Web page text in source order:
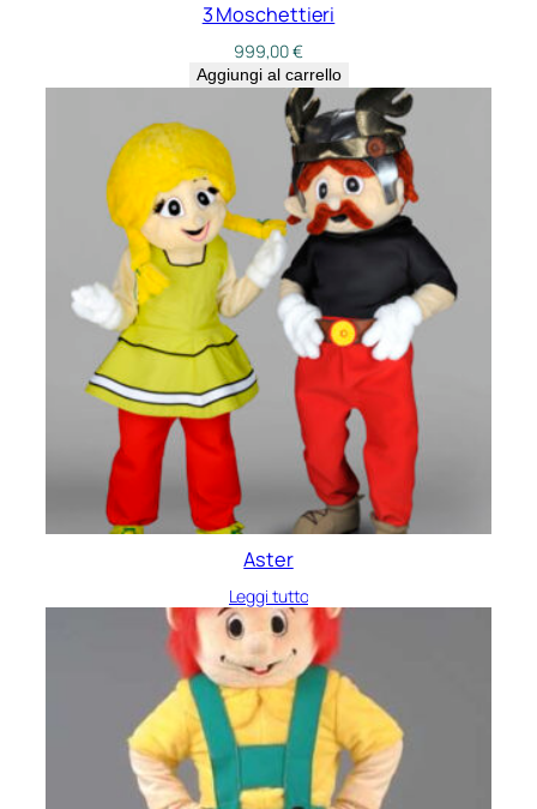
3 Moschettieri
999,00€
Aggiungi al carrello
Aster
Leggi tutto